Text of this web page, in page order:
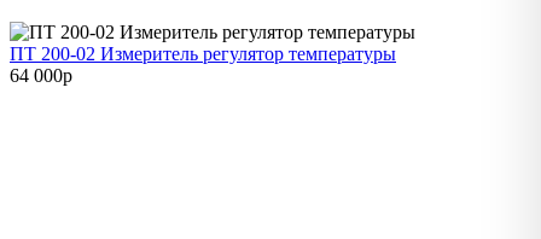
ПТ 200-02 Измеритель регулятор температуры
64 000p